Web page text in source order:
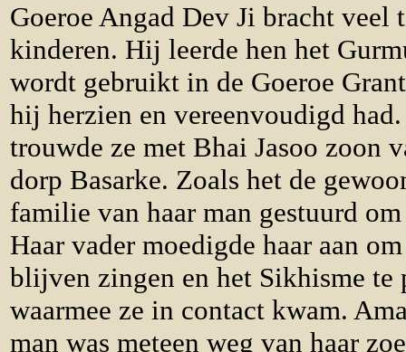
Goeroe Angad Dev Ji bracht
kinderen. Hij leerde hen het
wordt gebruikt in de Goeroe
hij herzien en vereenvoudigd
trouwde ze met Bhai Jasoo zoon
dorp Basarke. Zoals het de
familie van haar man gestuurd
Haar vader moedigde haar aan
blijven zingen en het Sikhisme te
waarmee ze in contact kwam.
man was meteen weg van haar